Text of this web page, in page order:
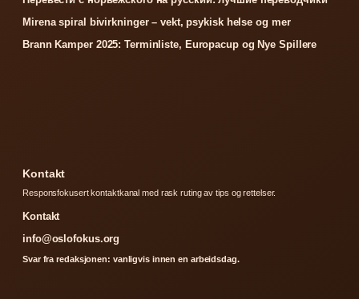
Mirena spiral bivirkninger – vekt, psykisk helse og mer
Brann Kamper 2025: Terminliste, Europacup og Nye Spillere
Kontakt
Responsfokusert kontaktkanal med rask ruting av tips og rettelser.
Kontakt
info@oslofokus.org
Svar fra redaksjonen: vanligvis innen en arbeidsdag.